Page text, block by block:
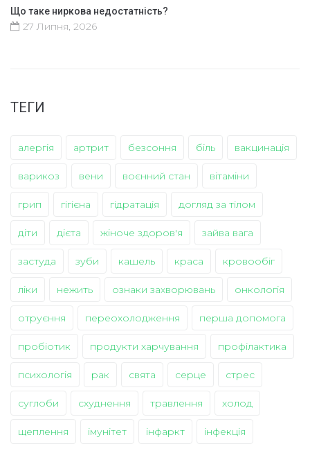
Що таке ниркова недостатність?
27 Липня, 2026
ТЕГИ
алергія артрит безсоння біль вакцинація
варикоз вени воєнний стан вітаміни
грип гігієна гідратація догляд за тілом
діти дієта жіноче здоров'я зайва вага
застуда зуби кашель краса кровообіг
ліки нежить ознаки захворювань онкологія
отруєння переохолодження перша допомога
пробіотик продукти харчування профілактика
психологія рак свята серце стрес
суглоби схуднення травлення холод
щеплення імунітет інфаркт інфекція